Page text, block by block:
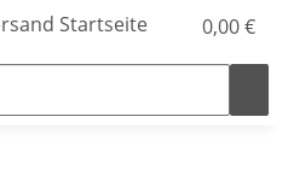
0,00 €